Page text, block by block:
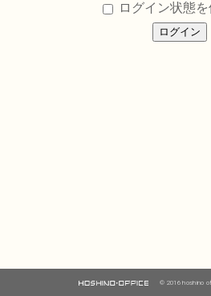
ログイン状態
© 2016 hoshino